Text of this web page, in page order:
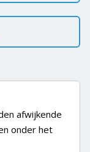
afwijkende
onder het